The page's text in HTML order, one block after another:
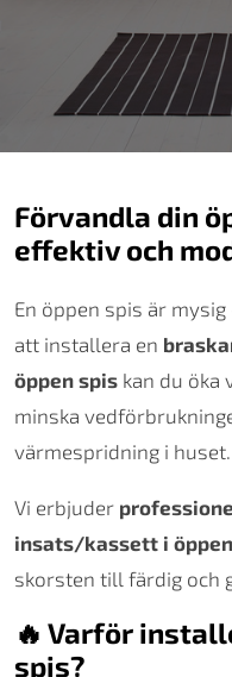
Förvandla din
effektiv och
En öppen spis är
att installera en
öppen spis kan du öka
minska
värmespridning i huset.
Vi erbjuder
insats/kassett i
skorsten till färdig och
🔥 Varför
spis?